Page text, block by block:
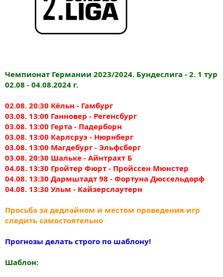
Чемпионат Германии 2023/2024. Бундеслига - 2. 1 тур
02.08 - 04.08.2024 г.
02.08. 20:30 Кёльн - Гамбург
03.08. 13:00 Ганновер - Регенсбург
03.08. 13:00 Герта - Падерборн
03.08. 13:00 Карлсруэ - Нюрнберг
03.08. 13:00 Магдебург - Эльфсберг
03.08. 20:30 Шальке - Айнтрахт Б
04.08. 13:30 Гройтер Фюрт - Пройссен Мюнстер
04.08. 13:30 Дармштадт 98 - Фортуна Дюссельдорф
04.08. 13:30 Ульм - Кайзерслаутерн
Просьба за дедлайном и местом проведения игр
следить самостоятельно
Прогнозы делать строго по шаблону!
Шаблон: